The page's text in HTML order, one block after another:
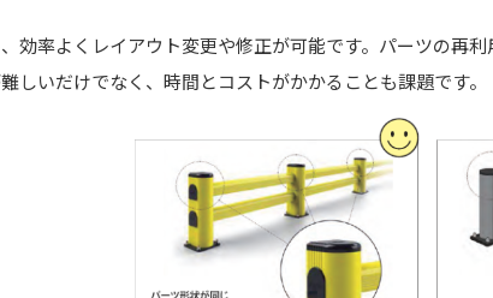
効率よくレイアウト変更や修正が可能です。パーツの再
しいだけでなく、時間とコストがかかることも課題です。